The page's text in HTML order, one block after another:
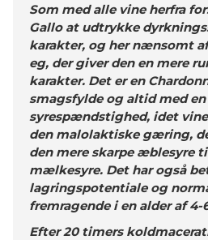
Som med alle vine herfra
Gallo at udtrykke
karakter, og her nænsomt
eg, der giver den en mere
karakter. Det er en
smagsfylde og altid med
syrespændstighed, idet
den malolaktiske gæring,
den mere skarpe æblesyre
mælkesyre. Det har også
lagringspotentiale og
fremragende i en alder af 4-
Efter 20 timers